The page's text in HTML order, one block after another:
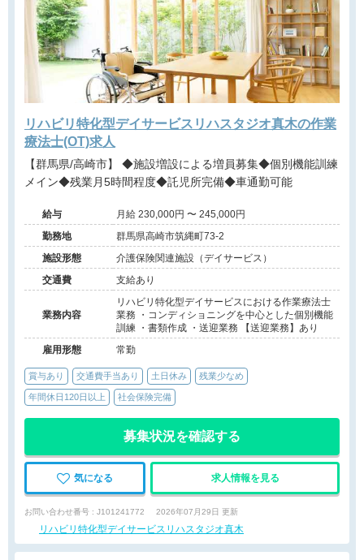
リハビリ特化型デイサービスリハスタジオ真木の作業
療法士(OT)求人
【群馬県/高崎市】 ◆施設増設による増員募集◆個別機能訓練
メイン◆残業月5時間程度◆託児所完備◆車通勤可能
給与
月給 230,000円 〜 245,000円
勤務地
群馬県高崎市筑縄町73-2
施設形態
介護保険関連施設（デイサービス）
交通費
支給あり
業務内容
リハビリ特化型デイサービスにおける作業療法士
業務 ・コンディショニングを中心とした個別機能
訓練 ・書類作成 ・送迎業務 【送迎業務】あり
雇用形態
常勤
賞与あり 交通費手当あり 土日休み 残業少なめ
年間休日120日以上 社会保険完備
募集状況を確認する
気になる 求人情報を見る
お問い合わせ番号 : J101241772 2026年07月29日 更新
リハビリ特化型デイサービスリハスタジオ真木